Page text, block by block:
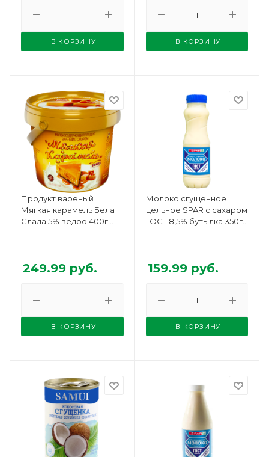
В КОРЗИНУ В КОРЗИНУ
Продукт вареный
Мягкая карамель Бела
Слада 5% ведро 400г
249.99 руб.
В КОРЗИНУ
Молоко сгущенное
цельное SPAR с сахаром
ГОСТ 8,5% бутылка 350г
159.99руб.
В КОРЗИНУ